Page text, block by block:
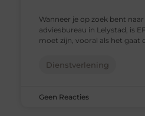
Wanneer je op zoek bent
adviesbureau in Lelystad, is
moet zijn, vooral als het gaat
Dienstverlening
Geen Reacties